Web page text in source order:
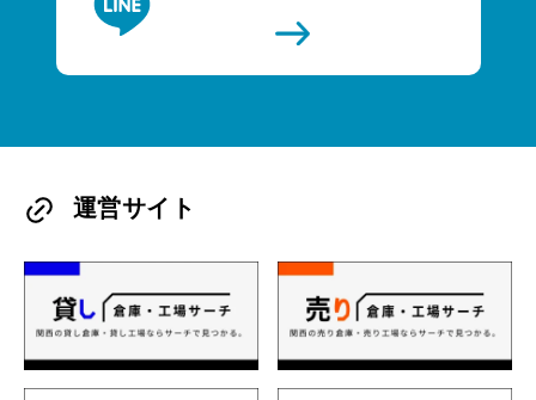
運営サイト